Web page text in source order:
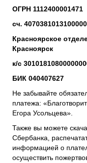
ОГРН 1112400001471
сч.
Красноярское
Красноярск
к/с
БИК 040407627
Не забывайте
платежа:
Егора Усольцева».
Также вы можете
Сбербанка,
информацией о
осуществить